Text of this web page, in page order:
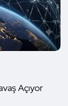
Açıyor